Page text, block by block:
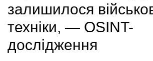
залишилося
техніки, — OSINT-
дослідження